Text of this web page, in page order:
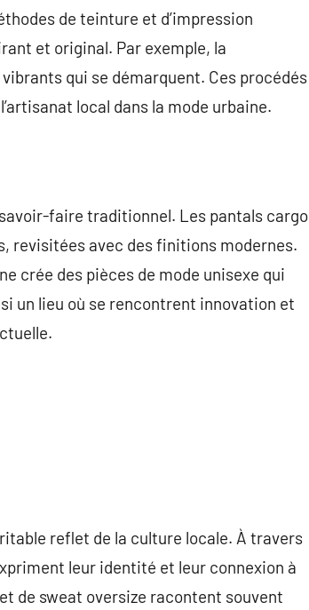
de teinture et d’impression
et original. Par exemple, la
qui se démarquent. Ces procédés
local dans la mode urbaine.
faire traditionnel. Les pantals cargo
revisitées avec des finitions modernes.
crée des pièces de mode unisexe qui
un lieu où se rencontrent innovation et
reflet de la culture locale. À travers
leur identité et leur connexion à
de sweat oversize racontent souvent